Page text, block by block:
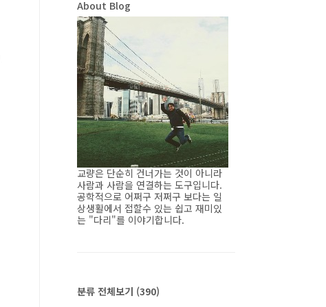
About Blog
교량은 단순히 건너가는 것이 아니라
사람과 사람을 연결하는 도구입니다.
공학적으로 어쩌구 저쩌구 보다는 일
상생활에서 접할수 있는 쉽고 재미있
는 "다리"를 이야기합니다.
분류 전체보기 (390)